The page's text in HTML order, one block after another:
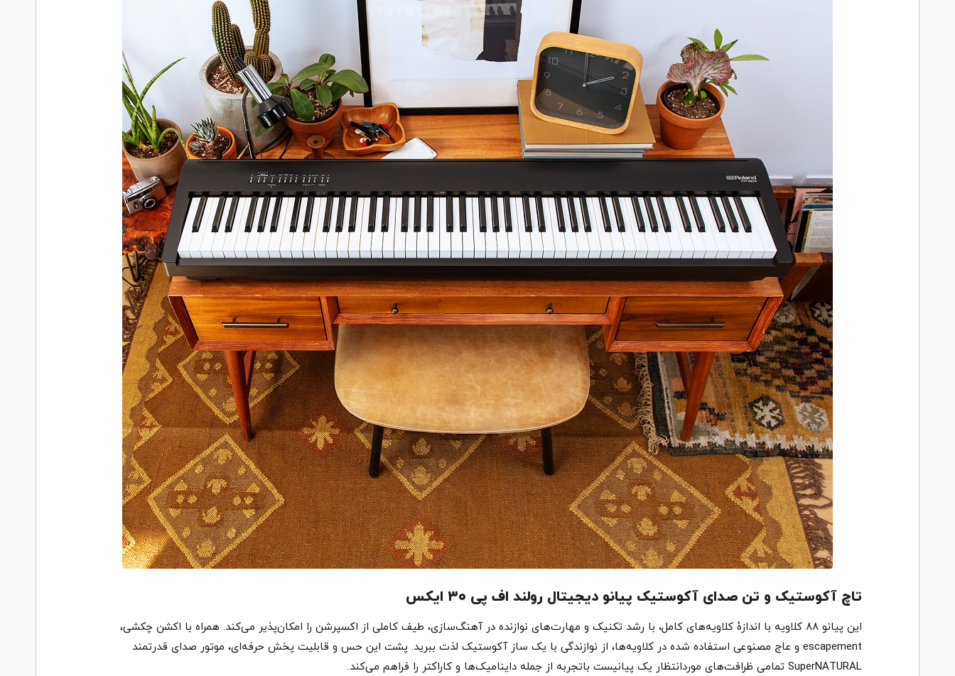
تاچ آکوستیک و تن صدای آکوستیک پیانو دیجیتال رولند اف پی ۳۰ ایکس
این پیانو ۸۸ کلاویه با اندازهٔ کلاویه‌های کامل، با رشد تکنیک و مهارت‌های نوازنده در آهنگ‌سازی، طیف کاملی از اکسپرشن را امکان‌پذیر می‌کند. همراه با اکشن چکشی،
escapement و عاج مصنوعی استفاده شده در کلاویه‌ها، از نوازندگی با یک ساز آکوستیک لذت ببرید. پشت این حس و قابلیت پخش حرفه‌ای، موتور صدای قدرتمند
SuperNATURAL تمامی ظرافت‌های موردانتظار یک پیانیست باتجربه از جمله داینامیک‌ها و کاراکتر را فراهم می‌کند.